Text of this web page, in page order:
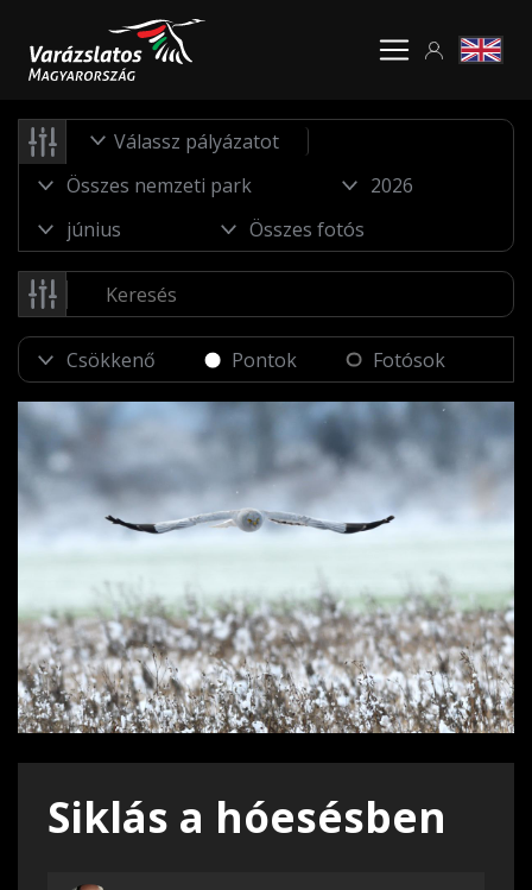
Válassz pályázatot
Pontok Fotósok
Siklás a hóesésben